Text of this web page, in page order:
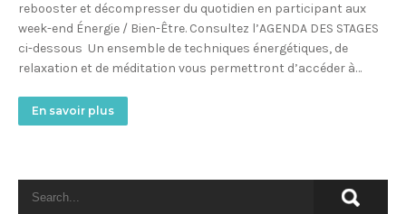
rebooster et décompresser du quotidien en participant aux
week-end Énergie / Bien-Être. Consultez l’AGENDA DES STAGES
ci-dessous Un ensemble de techniques énergétiques, de
relaxation et de méditation vous permettront d’accéder à…
En savoir plus